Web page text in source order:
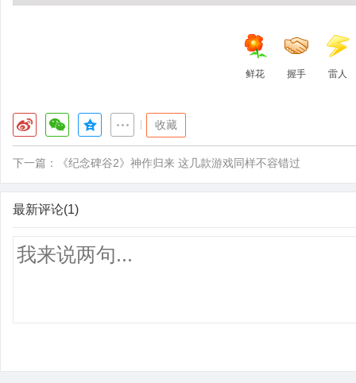
鲜花 握手 雷人
收藏
下一篇： 《纪念碑谷2》神作归来 这几款游戏同样不容错过
最新评论(1)